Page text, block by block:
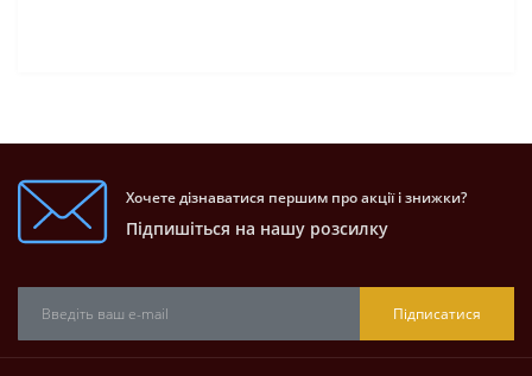
Хочете дізнаватися першим про акції і знижки?
Підпишіться на нашу розсилку
Підписатися